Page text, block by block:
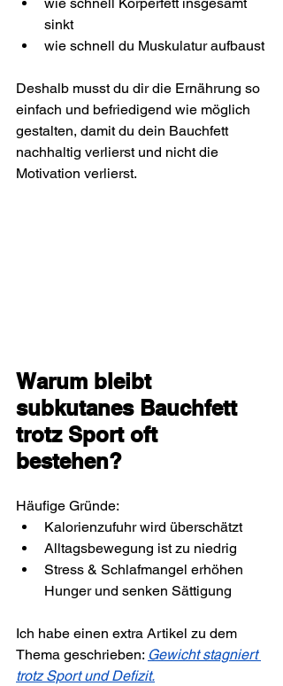
sinkt
wie schnell du Muskulatur aufbaust
Deshalb musst du dir die Ernährung so
einfach und befriedigend wie möglich
gestalten, damit du dein Bauchfett
nachhaltig verlierst und nicht die
Motivation verlierst.
Warum bleibt
subkutanes Bauchfett
trotz Sport oft
bestehen?
Häufige Gründe:
Kalorienzufuhr wird überschätzt
Alltagsbewegung ist zu niedrig
Stress & Schlafmangel erhöhen
Hunger und senken Sättigung
Ich habe einen extra Artikel zu dem
Thema geschrieben: Gewicht stagniert
trotz Sport und Defizit.